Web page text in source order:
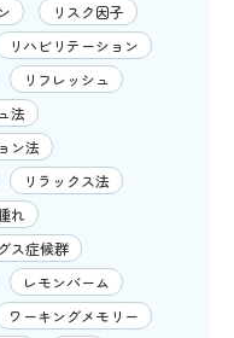
リスク因子
リハビリテーション
リフレッシュ
法
ン法
リラックス法
れ
ス症候群
レモンバーム
ワーキングメモリー